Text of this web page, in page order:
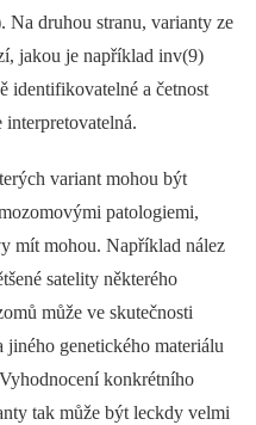
Na druhou stranu, varianty ze
jakou je například inv(9)
identifikovatelné a četnost
interpretovatelná.
variant mohou být
patologiemi,
mít mohou. Například nález
satelity některého
může ve skutečnosti
genetického materiálu
konkrétního
tak může být leckdy velmi